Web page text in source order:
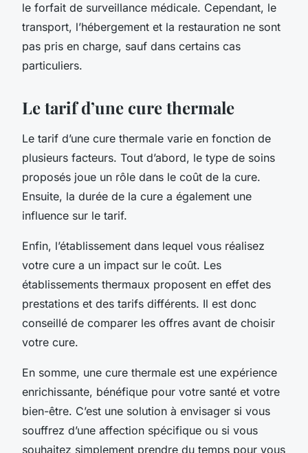
le forfait de surveillance médicale. Cependant, le
transport, l’hébergement et la restauration ne sont
pas pris en charge, sauf dans certains cas
particuliers.
Le tarif d’une cure thermale
Le tarif d’une cure thermale varie en fonction de
plusieurs facteurs. Tout d’abord, le type de soins
proposés joue un rôle dans le coût de la cure.
Ensuite, la durée de la cure a également une
influence sur le tarif.
Enfin, l’établissement dans lequel vous réalisez
votre cure a un impact sur le coût. Les
établissements thermaux proposent en effet des
prestations et des tarifs différents. Il est donc
conseillé de comparer les offres avant de choisir
votre cure.
En somme, une cure thermale est une expérience
enrichissante, bénéfique pour votre santé et votre
bien-être. C’est une solution à envisager si vous
souffrez d’une affection spécifique ou si vous
souhaitez simplement prendre du temps pour vous